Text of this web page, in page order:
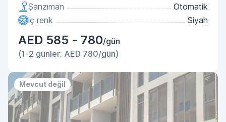
Şanzıman
Otomatik
İç renk
Siyah
AED 585 - 780/gün
(1-2 günler: AED 780/gün)
Mevcut değil